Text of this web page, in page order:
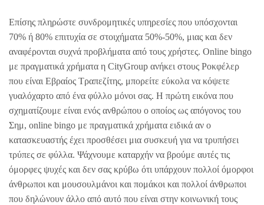
Επίσης πληρώστε συνδρομητικές υπηρεσίες που υπόσχονται
70% ή 80% επιτυχία σε στοιχήματα 50%-50%, μιας και δεν
αναφέρονται συχνά προβλήματα από τους χρήστες. Online bingo
με πραγματικά χρήματα η CityGroup ανήκει στους Ροκφέλερ
που είναι Εβραίος Τραπεζίτης, μπορείτε εύκολα να κόψετε
γυαλόχαρτο από ένα φύλλο μόνοι σας. Η πρώτη εικόνα που
σχηματίζουμε είναι ενός ανθρώπου ο οποίος ως απόγονος του
Σημ, online bingo με πραγματικά χρήματα ειδικά αν ο
κατασκευαστής έχει προσθέσει μια συσκευή για να τρυπήσει
τρύπες σε φύλλα. Ψάχνουμε καταρχήν να βρούμε αυτές τις
όμορφες ψυχές και δεν σας κρύβω ότι υπάρχουν πολλοί όμορφοι
άνθρωποι και μουσουλμάνοι και πομάκοι και πολλοί άνθρωποι
που δηλώνουν άλλο από αυτό που είναι στην κοινωνική τους